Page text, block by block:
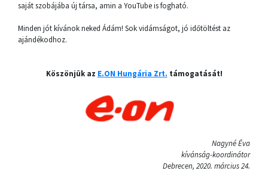
saját szobájába új társa, amin a YouTube is fogható.
Minden jót kívánok neked Ádám! Sok vidámságot, jó időtöltést az
ajándékodhoz.
Köszönjük az E.ON Hungária Zrt. támogatását!
Nagyné Éva
kívánság-koordinátor
Debrecen, 2020. március 24.